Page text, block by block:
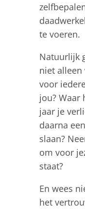
te voeren.
Natuurlijk
niet
voor
jou? Waar
jaar je
daarna
slaan?
om voor
staat?
En wees
het